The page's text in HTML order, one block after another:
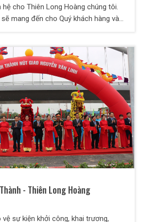
cho Thiên Long Hoàng chúng tôi.
mang đến cho Quý khách hàng và
- Thiên Long Hoàng
sự kiện khởi công, khai trương,